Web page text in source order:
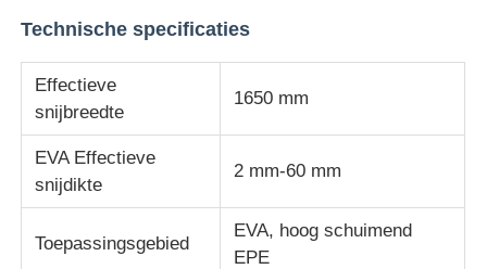
Vraag een offerte aan
Laboratorium het Testen Materiaal
Milieutestkamer
Universele testmachine
Technische specificaties
Effectieve
snijbreedte
1650 mm
EVA Effectieve
snijdikte
2 mm-60 mm
Toepassingsgebied
EVA, hoog schuimend
EPE